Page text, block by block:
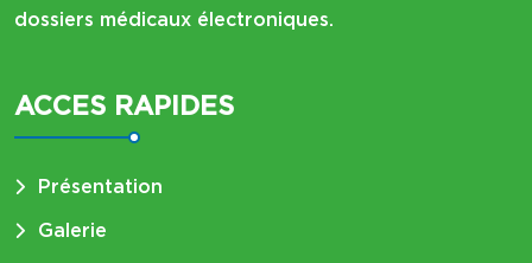
dossiers médicaux électroniques.
ACCES RAPIDES
Présentation
Galerie